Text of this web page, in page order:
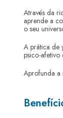
Através da
aprende a
o seu
A prática de
psico-afetivo
Aprofunda a